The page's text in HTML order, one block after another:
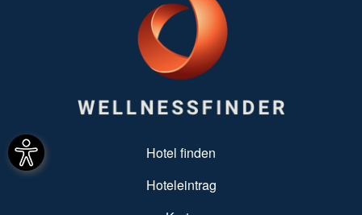
SUBFOOTER MENU
Hotel finden
Hoteleintrag